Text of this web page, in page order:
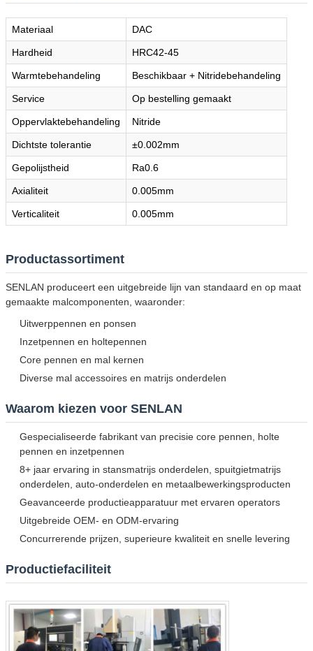
Materiaal DAC
Hardheid HRC42-45
Warmtebehandeling Beschikbaar + Nitridebehandeling
Service Op bestelling gemaakt
Oppervlaktebehandeling Nitride
Dichtste tolerantie ±0.002mm
Gepolijstheid Ra0.6
Axialiteit 0.005mm
Verticaliteit 0.005mm
Productassortiment
SENLAN produceert een uitgebreide lijn van standaard en op maat
gemaakte malcomponenten, waaronder:
Uitwerppennen en ponsen
Inzetpennen en holtepennen
Core pennen en mal kernen
Diverse mal accessoires en matrijs onderdelen
Waarom kiezen voor SENLAN
Gespecialiseerde fabrikant van precisie core pennen, holte
pennen en inzetpennen
8+ jaar ervaring in stansmatrijs onderdelen, spuitgietmatrijs
onderdelen, auto-onderdelen en metaalbewerkingsproducten
Geavanceerde productieapparatuur met ervaren operators
Uitgebreide OEM- en ODM-ervaring
Concurrerende prijzen, superieure kwaliteit en snelle levering
Productiefaciliteit